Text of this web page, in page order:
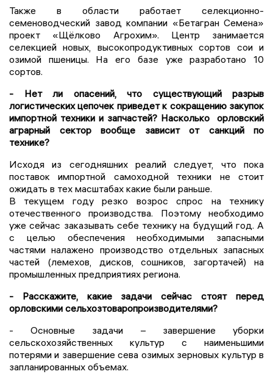
Также в области работает селекционно-
семеноводческий завод компании «Бетагран Семена»
проект «Щёлково Агрохим». Центр занимается
селекцией новых, высокопродуктивных сортов сои и
озимой пшеницы. На его базе уже разработано 10
сортов.
- Нет ли опасений, что существующий разрыв
логистических цепочек приведет к сокращению закупок
импортной техники и запчастей? Насколько орловский
аграрный сектор вообще зависит от санкций по
технике?
Исходя из сегодняшних реалий следует, что пока
поставок импортной самоходной техники не стоит
ожидать в тех масштабах какие были раньше.
В текущем году резко возрос спрос на технику
отечественного производства. Поэтому необходимо
уже сейчас заказывать себе технику на будущий год. А
с целью обеспечения необходимыми запасными
частями налажено производство отдельных запасных
частей (лемехов, дисков, сошников, загортачей) на
промышленных предприятиях региона.
- Расскажите, какие задачи сейчас стоят перед
орловскими сельхозтоваропроизводителями?
- Основные задачи – завершение уборки
сельскохозяйственных культур с наименьшими
потерями и завершение сева озимых зерновых культур в
запланированных объемах.